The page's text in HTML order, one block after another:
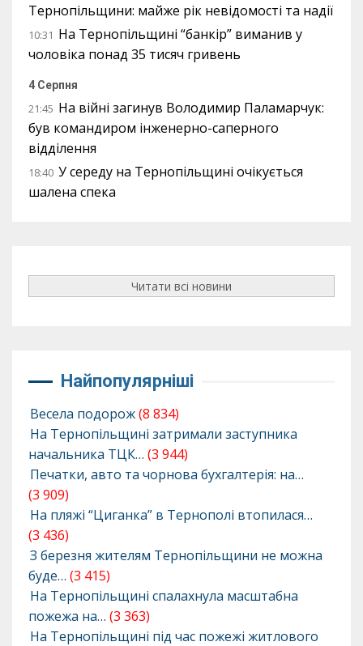
Тернопільщини: майже рік невідомості та надії
10:31 На Тернопільщині “банкір” виманив у
чоловіка понад 35 тисяч гривень
4 Серпня
21:45 На війні загинув Володимир Паламарчук:
був командиром інженерно-саперного
відділення
18:40 У середу на Тернопільщині очікується
шалена спека
Читати всі новини
Найпопулярніші
Весела подорож(8 834)
На Тернопільщині затримали заступника
начальника ТЦК… (3 944)
Печатки, авто та чорнова бухгалтерія: на…
(3 909)
На пляжі “Циганка” в Тернополі втопилася…
(3 436)
З березня жителям Тернопільщини не можна
буде… (3 415)
На Тернопільщині спалахнула масштабна
пожежа на… (3 363)
На Тернопільщині під час пожежі житлового